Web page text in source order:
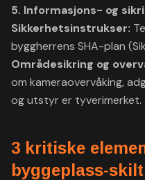
5. Informasjons- og
Sikkerhetsinstrukser:
byggherrens SHA-plan
Områdesikring og
om kameraovervåking,
og utstyr er tyverimerket.
3 kritiske
byggeplass-skilt